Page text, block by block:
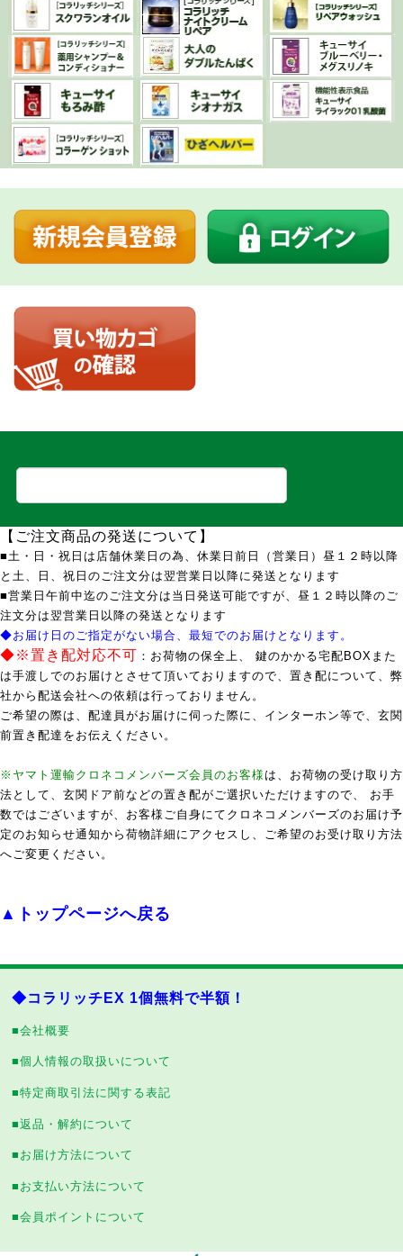
【ご注文商品の発送について】
■土・日・祝日は店舗休業日の為、休業日前日（営業日）昼１２時以降
と土、日、祝日のご注文分は翌営業日以降に発送となります
■営業日午前中迄のご注文分は当日発送可能ですが、昼１２時以降のご
注文分は翌営業日以降の発送となります
◆お届け日のご指定がない場合、最短でのお届けとなります。
◆※置き配対応不可 ：お荷物の保全上、 鍵のかかる宅配BOXまた
は手渡しでのお届けとさせて頂いておりますので、置き配について、弊
社から配送会社への依頼は行っておりません。
ご希望の際は、配達員がお届けに伺った際に、インターホン等で、玄関
前置き配達をお伝えください。
※ヤマト運輸クロネコメンバーズ会員のお客様 は、お荷物の受け取り方
法として、玄関ドア前などの置き配がご選択いただけますので、 お手
数ではございますが、お客様ご自身にてクロネコメンバーズのお届け予
定のお知らせ通知から荷物詳細にアクセスし、ご希望のお受け取り方法
へご変更ください。
▲トップページへ戻る
◆コラリッチEX 1個無料で半額！
■会社概要
■個人情報の取扱いについて
■特定商取引法に関する表記
■返品・解約について
■お届け方法について
■お支払い方法について
■会員ポイントについて